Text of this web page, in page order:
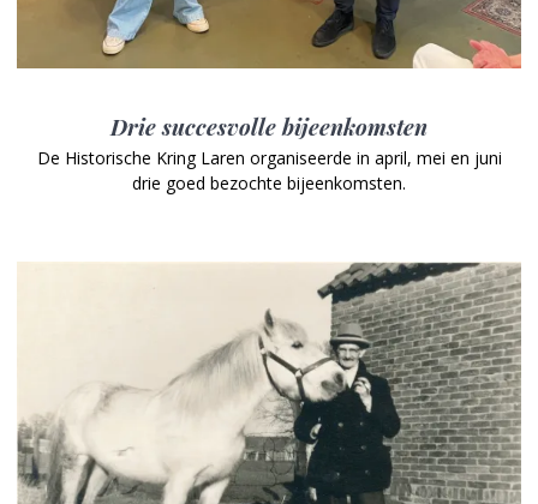
Drie succesvolle bijeenkomsten
De Historische Kring Laren organiseerde in april, mei en juni
drie goed bezochte bijeenkomsten.